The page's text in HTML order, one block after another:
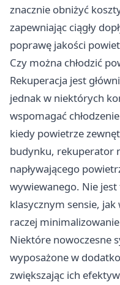
znacznie obniżyć
zapewniając ciągły
poprawę jakości
Czy można chłodzić
Rekuperacja jest
jednak w niektórych
wspomagać
kiedy powietrze
budynku, rekuperator
napływającego
wywiewanego. Nie jest
klasycznym sensie,
raczej
Niektóre nowoczesne
wyposażone w
zwiększając ich